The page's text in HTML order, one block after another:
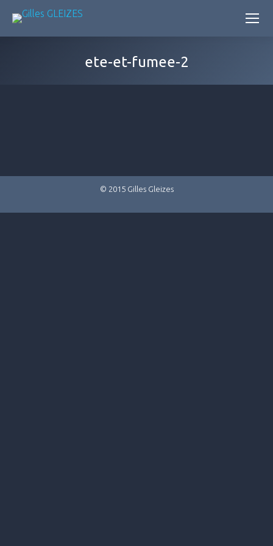
ete-et-fumee-2
© 2015 Gilles Gleizes